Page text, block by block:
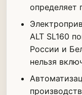
определяет
ALT SL160
России и
нельзя